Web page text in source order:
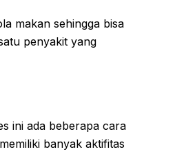
makan sehingga bisa
penyakit yang
ini ada beberapa cara
banyak aktifitas